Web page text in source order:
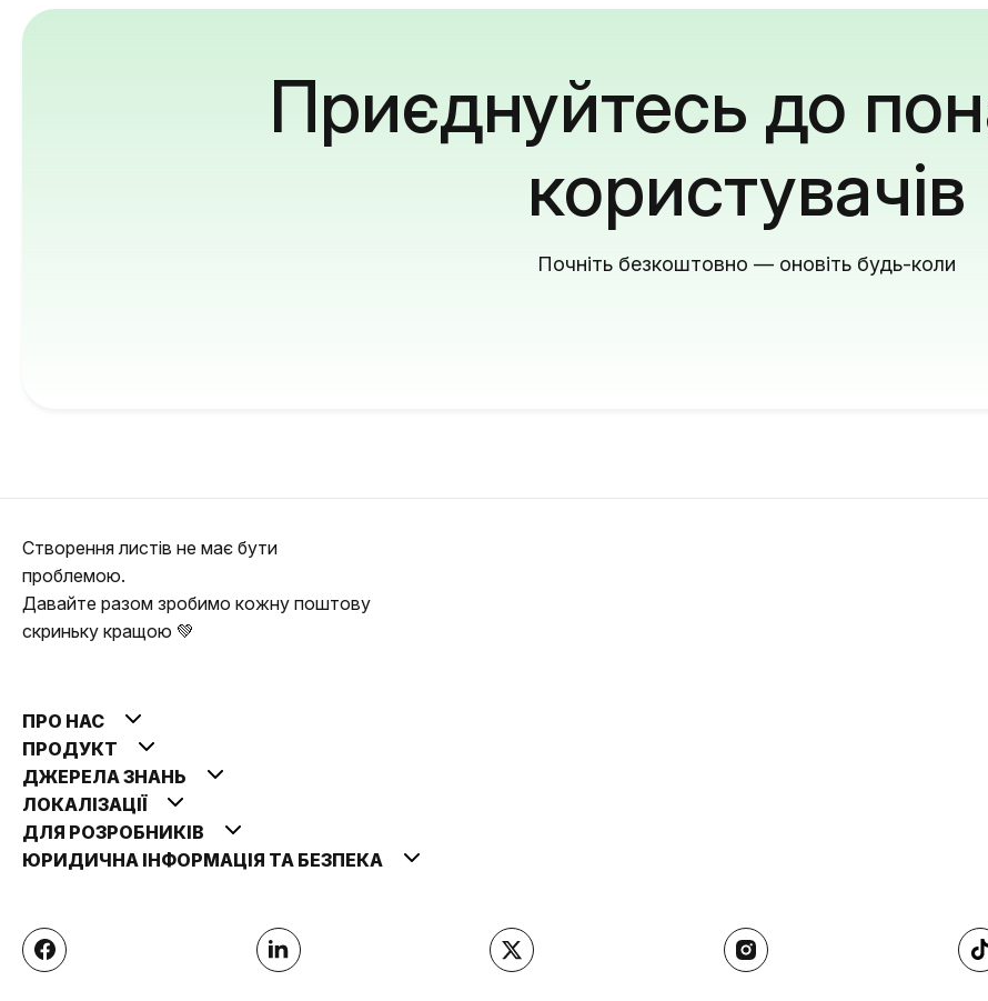
Приєднуйтесь до
користувачів
Почніть безкоштовно — оновіть будь-коли
Створення листів не має бути
проблемою.
Давайте разом зробимо кожну поштову
скриньку кращою 💚
ПРО НАС
ПРОДУКТ
ДЖЕРЕЛА ЗНАНЬ
ЛОКАЛІЗАЦІЇ
ДЛЯ РОЗРОБНИКІВ
ЮРИДИЧНА ІНФОРМАЦІЯ ТА БЕЗПЕКА